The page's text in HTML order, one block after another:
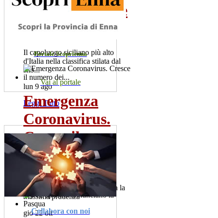
poco conosciute
da...
Il capoluogo siciliano più alto
d'Italia nella classifica stilata dal
sito...
lun 9 ago
Leggi Tutto
Emergenza
Coronavirus.
Cresce il
numero dei...
Sono 60 i positivi. Il sindaco,
Salvatore la Spina raccomanda la
massima prudenza
gio 22 ott
Portale Scoprienna
Vai al portale
Collabora con noi